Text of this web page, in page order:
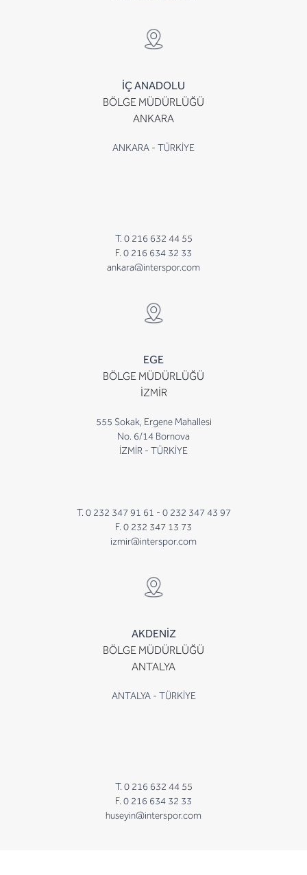
İÇ ANADOLU
BÖLGE MÜDÜRLÜĞÜ
ANKARA
ANKARA - TÜRKİYE
T. 0 216 632 44 55
F. 0 216 634 32 33
ankara@interspor.com
EGE
BÖLGE MÜDÜRLÜĞÜ
İZMİR
555 Sokak, Ergene Mahallesi
No. 6/14 Bornova
İZMİR - TÜRKİYE
T. 0 232 347 91 61 - 0 232 347 43 97
F. 0 232 347 13 73
izmir@interspor.com
AKDENİZ
BÖLGE MÜDÜRLÜĞÜ
ANTALYA
ANTALYA - TÜRKİYE
T. 0 216 632 44 55
F. 0 216 634 32 33
huseyin@interspor.com